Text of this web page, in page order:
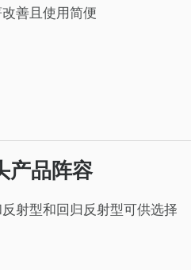
善且使用简便
产品阵容
射型和回归反射型可供选择